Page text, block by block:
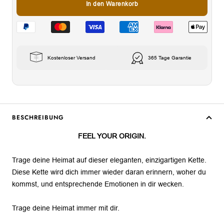
In den Warenkorb
Kostenloser Versand 365 Tage Garantie
BESCHREIBUNG
FEEL YOUR ORIGIN.
Trage deine Heimat auf dieser eleganten, einzigartigen Kette.
Diese Kette wird dich immer wieder daran erinnern, woher du
kommst, und entsprechende Emotionen in dir wecken.
Trage deine Heimat immer mit dir.